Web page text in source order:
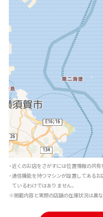
・近くのお店をさがすには位置情報の共有
・通信機能を持つマシンが設置してある
ているわけではありません。
※掲載内容と実際の店舗の在庫状況は異な